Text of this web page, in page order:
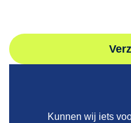
Kunnen wij iets